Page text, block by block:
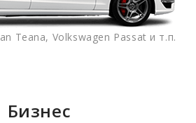
Teana, Volkswagen Passat и т.п.
Бизнес